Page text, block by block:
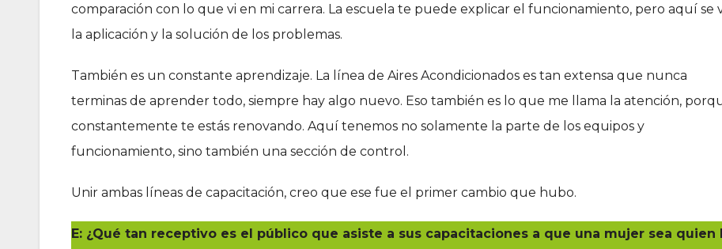
comparación con lo que vi en mi carrera. La escuela te puede explicar el funcionamiento, pero aquí se
la aplicación y la solución de los problemas.
También es un constante aprendizaje. La línea de Aires Acondicionados es tan extensa que nunca
terminas de aprender todo, siempre hay algo nuevo. Eso también es lo que me llama la atención,
constantemente te estás renovando. Aquí tenemos no solamente la parte de los equipos y
funcionamiento, sino también una sección de control.
Unir ambas líneas de capacitación, creo que ese fue el primer cambio que hubo.
E: ¿Qué tan receptivo es el público que asiste a sus capacitaciones a que una mujer sea quien